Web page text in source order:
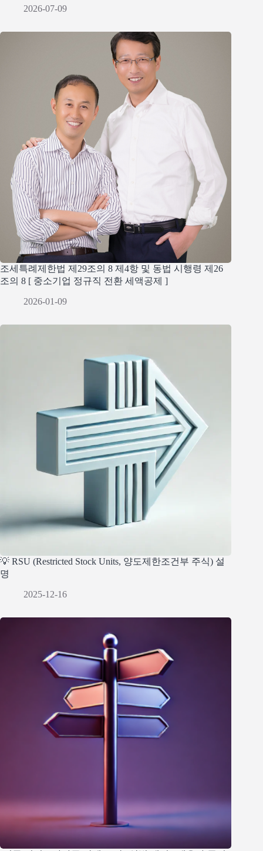
2026-07-09
조세특례제한법 제29조의 8 제4항 및 동법 시행령 제26
조의 8 [ 중소기업 정규직 전환 세액공제 ]
2026-01-09
💡 RSU (Restricted Stock Units, 양도제한조건부 주식) 설
명
2025-12-16